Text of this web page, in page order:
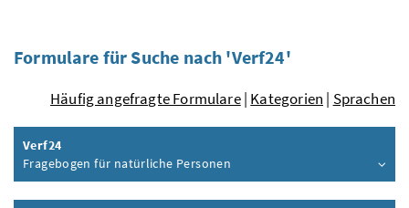
Formulare für Suche nach 'Verf24'
Häufig angefragte Formulare| Kategorien | Sprachen
Verf24
Fragebogen für natürliche Personen
Inhalt aufklappen